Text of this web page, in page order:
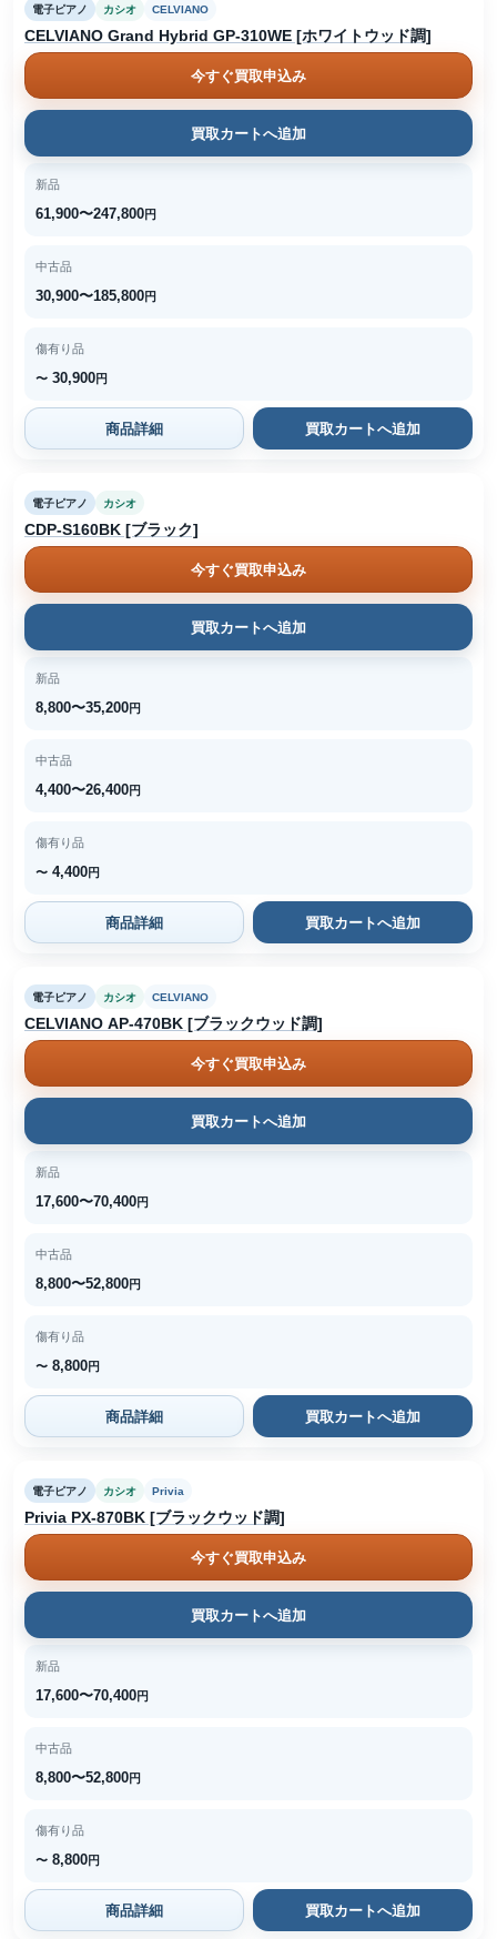
電子ピアノ カシオ CELVIANO
CELVIANO Grand Hybrid GP-310WE [ホワイトウッド調]
今すぐ買取申込み
買取カートへ追加
新品
61,900〜247,800円
中古品
30,900〜185,800円
傷有り品
〜 30,900円
商品詳細 買取カートへ追加
電子ピアノ カシオ
CDP-S160BK [ブラック]
今すぐ買取申込み
買取カートへ追加
新品
8,800〜35,200円
中古品
4,400〜26,400円
傷有り品
〜 4,400円
商品詳細 買取カートへ追加
電子ピアノ カシオ CELVIANO
CELVIANO AP-470BK [ブラックウッド調]
今すぐ買取申込み
買取カートへ追加
新品
17,600〜70,400円
中古品
8,800〜52,800円
傷有り品
〜 8,800円
商品詳細 買取カートへ追加
電子ピアノ カシオ Privia
Privia PX-870BK [ブラックウッド調]
今すぐ買取申込み
買取カートへ追加
新品
17,600〜70,400円
中古品
8,800〜52,800円
傷有り品
〜 8,800円
商品詳細 買取カートへ追加